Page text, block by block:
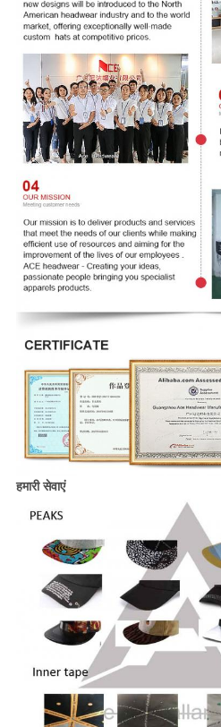
हमारी सेवाएं